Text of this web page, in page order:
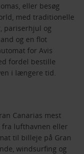
eller besøg
med traditionelle
pariserhjul og
og en flot
for Avis
fordel bestille
i længere tid.
Canarias mest
lufthavnen eller
til billeje på Gran
windsurfing og